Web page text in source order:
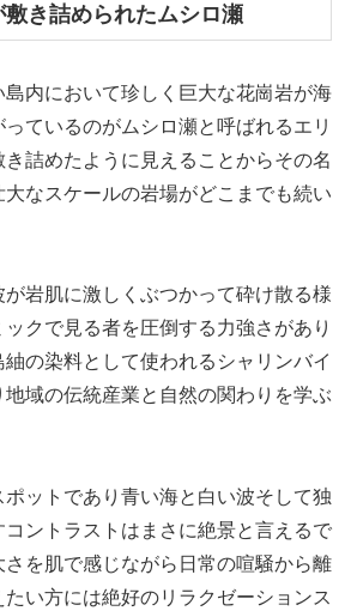
敷き詰められたムシロ瀬
内において珍しく巨大な花崗岩が海
ているのがムシロ瀬と呼ばれるエリ
詰めたように見えることからその名
なスケールの岩場がどこまでも続い
岩肌に激しくぶつかって砕け散る様
クで見る者を圧倒する力強さがあり
の染料として使われるシャリンバイ
域の伝統産業と自然の関わりを学ぶ
ットであり青い海と白い波そして独
ントラストはまさに絶景と言えるで
さを肌で感じながら日常の喧騒から離
い方には絶好のリラクゼーションス